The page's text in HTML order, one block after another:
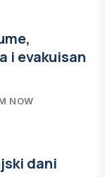
i evakuisan
NOW
dani